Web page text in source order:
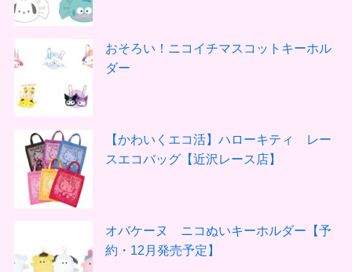
おそろい！ニコイチマスコットキーホル
ダー
【かわいくエコ活】ハローキティ レー
スエコバッグ【近沢レース店】
オバケーヌ ニコぬいキーホルダー【予
約・12月発売予定】